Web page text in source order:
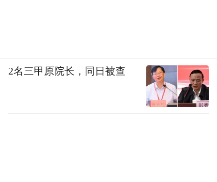
2名三甲原院长，同日被查